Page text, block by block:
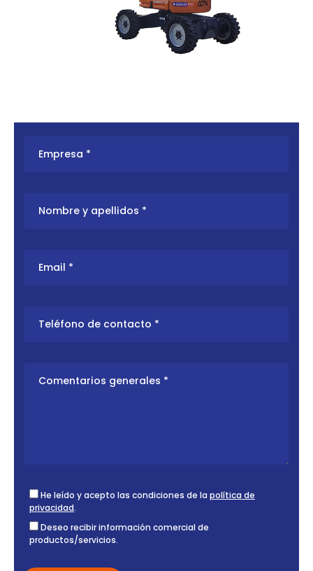
He leído y acepto las condiciones de la política de
privacidad.
Deseo recibir información comercial de
productos/servicios.